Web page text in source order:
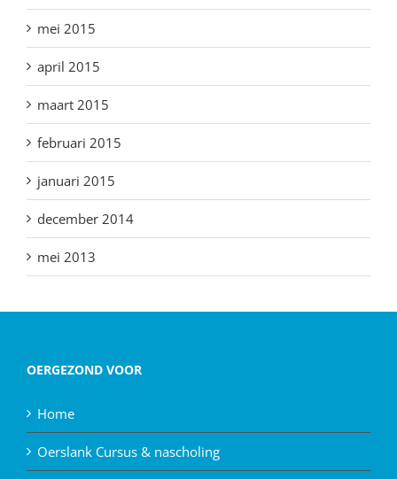
mei 2015
april 2015
maart 2015
februari 2015
januari 2015
december 2014
mei 2013
OERGEZOND VOOR
Home
Oerslank Cursus & nascholing